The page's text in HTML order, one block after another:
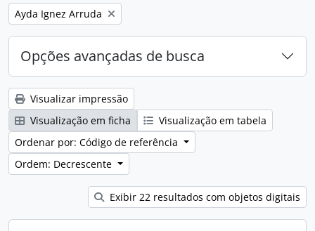
Remover filtro:
Ayda Ignez Arruda
Opções avançadas de busca
Visualizar impressão
Visualização em ficha
Visualização em tabela
Ordenar por: Código de referência
Ordem: Decrescente
Exibir 22 resultados com objetos digitais